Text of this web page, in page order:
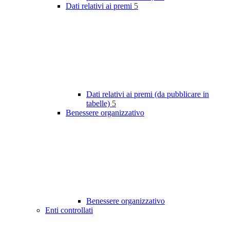
Dati relativi ai premi 5
Dati relativi ai premi (da pubblicare in
tabelle) 5
Benessere organizzativo
Benessere organizzativo
Enti controllati